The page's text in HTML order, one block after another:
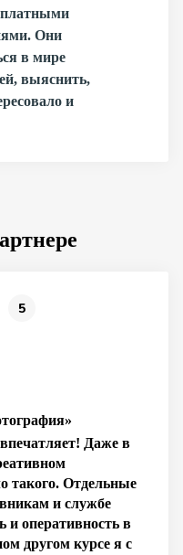
Они
в мире
выяснить,
и
5
Даже в
такого. Отдельные
и службе
и оперативность в
другом курсе я с